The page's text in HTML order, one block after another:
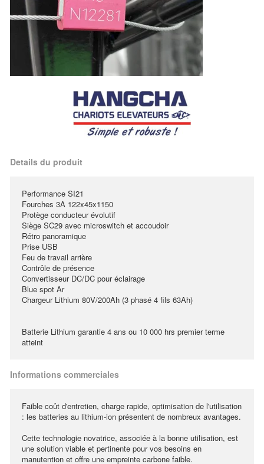
Details du produit
Performance SI21
Fourches 3A 122x45x1150
Protège conducteur évolutif
Siège SC29 avec microswitch et accoudoir
Rétro panoramique
Prise USB
Feu de travail arrière
Contrôle de présence
Convertisseur DC/DC pour éclairage
Blue spot Ar
Chargeur Lithium 80V/200Ah (3 phasé 4 fils 63Ah)
Batterie Lithium garantie 4 ans ou 10 000 hrs premier terme
atteint
Informations commerciales
Faible coût d'entretien, charge rapide, optimisation de l'utilisation
: les batteries au lithium-ion présentent de nombreux avantages.
Cette technologie novatrice, associée à la bonne utilisation, est
une solution viable et pertinente pour vos besoins en
manutention et offre une empreinte carbone faible.